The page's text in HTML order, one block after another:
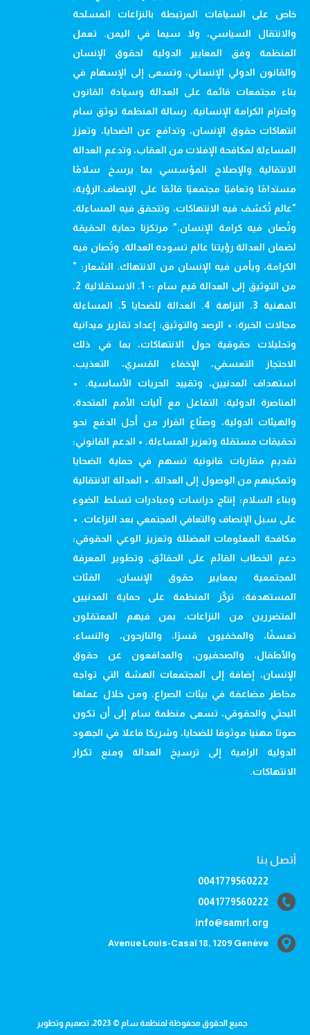
خاص على السياقات المرتبطة بالنزاعات المسلحة
والانتقال السياسي، ولا سيما في اليمن. تعمل
المنظمة وفق المعايير الدولية لحقوق الإنسان
والقانون الدولي الإنساني، وتسعى إلى الإسهام في
بناء مجتمعات قائمة على العدالة وسيادة القانون
واحترام الكرامة الإنسانية. رسالة المنظمة توثق سام
انتهاكات حقوق الإنسان، وتدافع عن الضحايا، وتعزز
المساءلة لمكافحة الإفلات من العقاب، وتدعم العدالة
الانتقالية والإصلاح المؤسسي بما يرسخ سلامًا
مستدامًا وتعافيًا مجتمعيًا قائمًا على الإنصاف.الرؤية:
"عالم تُكشف فيه الانتهاكات، وتتحقق فيه المساءلة،
وتُصان فيه كرامة الإنسان." مرتكزنا حماية الحقيقة
لضمان العدالة رؤيتنا عالم تسوده العدالة، وتُصان فيه
الكرامة، ويأمن فيه الإنسان من الانتهاك. الشعار: "
من التوثيق إلى العدالة قيم سام :- 1. الاستقلالية 2.
المهنية 3. النزاهة 4. العدالة للضحايا 5. المساءلة
مجالات الخبرة: • الرصد والتوثيق: إعداد تقارير ميدانية
وتحليلات حقوقية حول الانتهاكات، بما في ذلك
الاحتجاز التعسفي، الإخفاء القسري، التعذيب،
استهداف المدنيين، وتقييد الحريات الأساسية. •
المناصرة الدولية: التفاعل مع آليات الأمم المتحدة،
والهيئات الدولية، وصنّاع القرار من أجل الدفع نحو
تحقيقات مستقلة وتعزيز المساءلة. • الدعم القانوني:
تقديم مقاربات قانونية تسهم في حماية الضحايا
وتمكينهم من الوصول إلى العدالة. • العدالة الانتقالية
وبناء السلام: إنتاج دراسات ومبادرات تسلط الضوء
على سبل الإنصاف والتعافي المجتمعي بعد النزاعات. •
مكافحة المعلومات المضللة وتعزيز الوعي الحقوقي:
دعم الخطاب القائم على الحقائق، وتطوير المعرفة
المجتمعية بمعايير حقوق الإنسان. الفئات
المستهدفة: تركّز المنظمة على حماية المدنيين
المتضررين من النزاعات، بمن فيهم المعتقلون
تعسفًا، والمخفيون قسرًا، والنازحون، والنساء،
والأطفال، والصحفيون، والمدافعون عن حقوق
الإنسان، إضافة إلى المجتمعات الهشة التي تواجه
مخاطر مضاعفة في بيئات الصراع. ومن خلال عملها
البحثي والحقوقي، تسعى منظمة سام إلى أن تكون
صوتا مهنيا موثوقا للضحايا، وشريكا فاعلا في الجهود
الدولية الرامية إلى ترسيخ العدالة ومنع تكرار
الانتهاكات.
أتصل بنا
0041779560222
0041779560222
info@samrl.org
Avenue Louis-Casaï 18, 1209 Genève
جميع الحقوق محفوظة لمنظمة سام © 2023، تصميم وتطوير